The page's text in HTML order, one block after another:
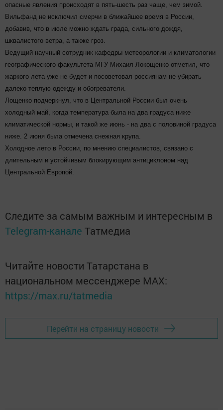
опасные явления происходят в пять-шесть раз чаще, чем зимой.
Вильфанд не исключил смерчи в ближайшее время в России,
добавив, что в июле можно ждать града, сильного дождя,
шквалистого ветра, а также гроз.
Ведущий научный сотрудник кафедры метеорологии и климатологии
географического факультета МГУ Михаил Локощенко отметил, что
жаркого лета уже не будет и посоветовал россиянам не убирать
далеко теплую одежду и обогреватели.
Лощенко подчеркнул, что в Центральной России был очень
холодный май, когда температура была на два градуса ниже
климатической нормы, и такой же июнь - на два с половиной градуса
ниже. 2 июня была отмечена снежная крупа.
Холодное лето в России, по мнению специалистов, связано с
длительным и устойчивым блокирующим антициклоном над
Центральной Европой.
Следите за самым важным и интересным в
Telegram-канале Татмедиа
Читайте новости Татарстана в
национальном мессенджере MАХ:
https://max.ru/tatmedia
Перейти на страницу новости